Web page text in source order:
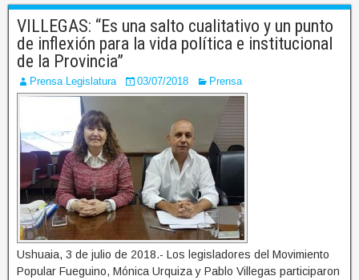
VILLEGAS: “Es una salto cualitativo y un punto
de inflexión para la vida política e institucional
de la Provincia”
Prensa Legislatura 03/07/2018 Prensa
Ushuaia, 3 de julio de 2018.- Los legisladores del Movimiento
Popular Fueguino, Mónica Urquiza y Pablo Villegas participaron